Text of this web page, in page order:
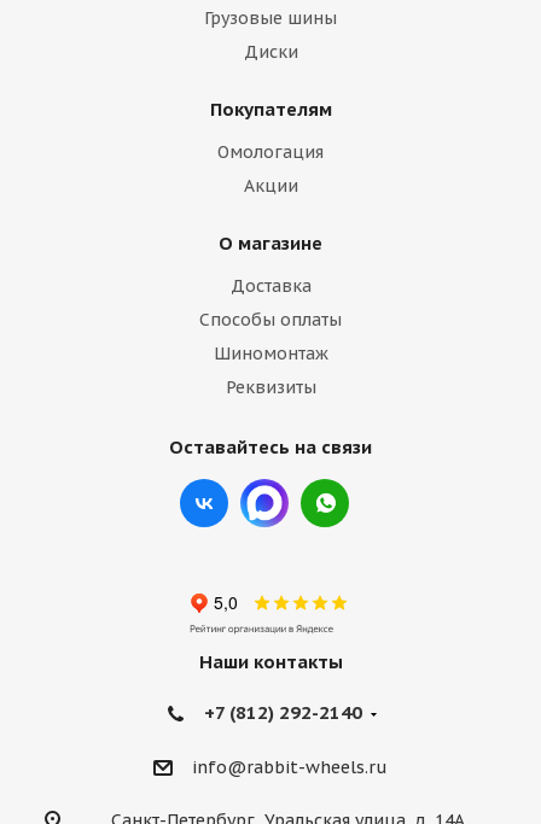
Грузовые шины
Диски
Покупателям
Омологация
Акции
О магазине
Доставка
Способы оплаты
Шиномонтаж
Реквизиты
Оставайтесь на связи
Наши контакты
+7 (812) 292-2140
info@rabbit-wheels.ru